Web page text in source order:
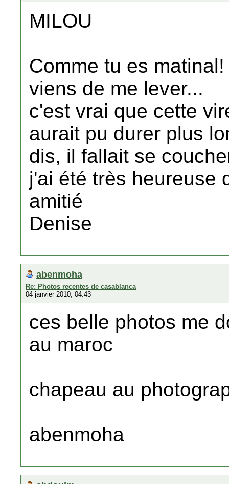
MILOU
Comme tu es
viens de me lever...
c'est vrai que cette
aurait pu durer plus
dis, il fallait se
j'ai été très heureuse
amitié
Denise
abenmoha
Re: Photos recentes de casablanca
04 janvier 2010, 04:43
ces belle photos me
au maroc
chapeau au
abenmoha